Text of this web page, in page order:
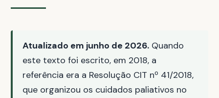
Atualizado em junho de 2026. Quando
este texto foi escrito, em 2018, a
referência era a Resolução CIT nº 41/2018,
que organizou os cuidados paliativos no